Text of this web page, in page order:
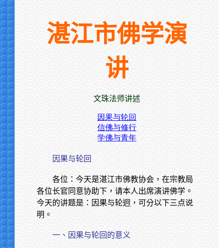
湛江市佛学演
讲
文珠法师讲述
因果与轮回
信佛与修行
学佛与青年
因果与轮回
各位：今天是湛江市佛教协会，在宗教局
各位长官同意协助下，请本人出席演讲佛学。
今天的讲题是：因果与轮迥，可分以下三点说
明。
一、因果与轮回的意义